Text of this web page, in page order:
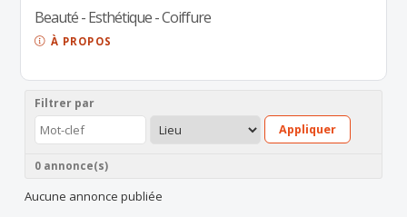
Beauté - Esthétique - Coiffure
À PROPOS
Filtrer par
Appliquer
0 annonce(s)
Aucune annonce publiée